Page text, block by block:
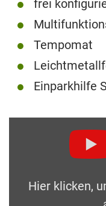
frei
Tempomat
Einparkhilfe
Hier klicken,